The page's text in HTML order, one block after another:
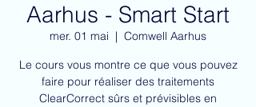
Aarhus - Smart Start
mer. 01 mai
  |
Comwell Aarhus
Le cours vous montre ce que vous pouvez
faire pour réaliser des traitements
ClearCorrect sûrs et prévisibles en